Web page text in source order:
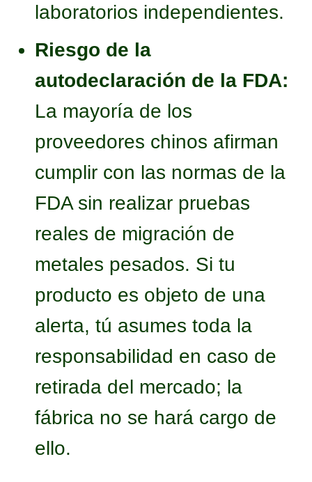
laboratorios independientes.
Riesgo de la
autodeclaración de la FDA:
La mayoría de los
proveedores chinos afirman
cumplir con las normas de la
FDA sin realizar pruebas
reales de migración de
metales pesados. Si tu
producto es objeto de una
alerta, tú asumes toda la
responsabilidad en caso de
retirada del mercado; la
fábrica no se hará cargo de
ello.